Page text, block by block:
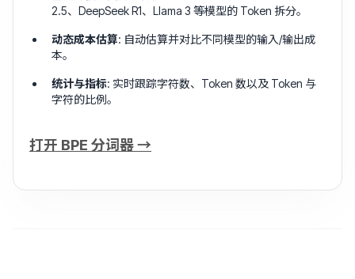
2.5、DeepSeek R1、Llama 3 等模型的 Token 拆分。
动态成本估算: 自动估算并对比不同模型的输入/输出成
本。
统计与指标: 实时跟踪字符数、Token 数以及 Token 与
字符的比例。
打开 BPE 分词器 →